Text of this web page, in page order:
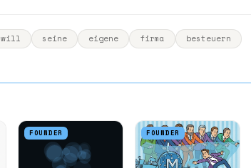
will seine eigene firma besteuern
FOUNDER FOUNDER